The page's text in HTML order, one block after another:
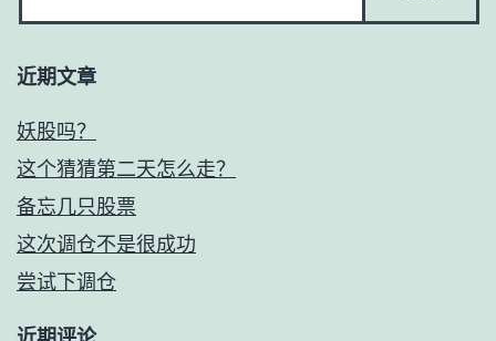
近期文章
妖股吗？
这个猜猜第二天怎么走？
备忘几只股票
这次调仓不是很成功
尝试下调仓